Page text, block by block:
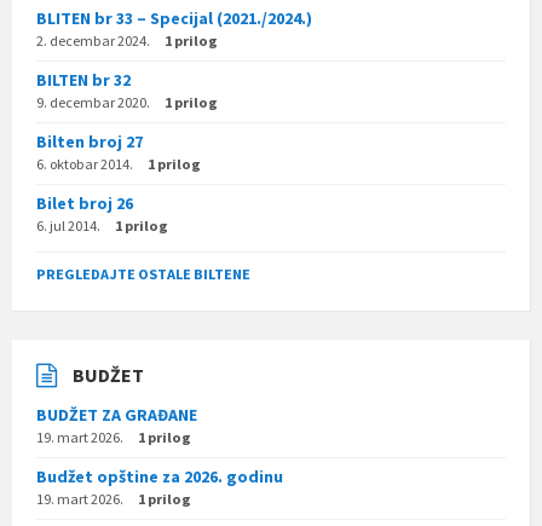
BLITEN br 33 – Specijal (2021./2024.)
2. decembar 2024. 1 prilog
BILTEN br 32
9. decembar 2020. 1 prilog
Bilten broj 27
6. oktobar 2014. 1 prilog
Bilet broj 26
6. jul 2014. 1 prilog
PREGLEDAJTE OSTALE BILTENE
BUDŽET
BUDŽET ZA GRAĐANE
19. mart 2026. 1 prilog
Budžet opštine za 2026. godinu
19. mart 2026. 1 prilog